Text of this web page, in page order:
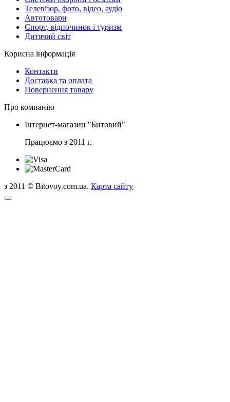
Телевізор, фото, відео, аудіо
Автотовари
Спорт, відпочинок і туризм
Дитячий світ
Корисна інформація
Контакти
Доставка та оплата
Повернення товару
Про компанію
Інтернет-магазин "Битовий"
Працюємо з 2011 г.
з 2011 © Bitovoy.com.ua. Карта сайту